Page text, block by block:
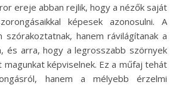
ereje abban rejlik, hogy a nézők saját
képesek azonosulni. A
szórakoztatnak, hanem rávilágítanak a
és arra, hogy a legrosszabb szörnyek
magunkat képviselnek. Ez a műfaj tehát
hanem a mélyebb érzelmi